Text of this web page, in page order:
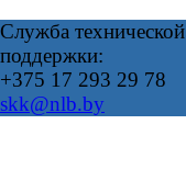
Служба технической
поддержки:
+375 17 293 29 78
skk@nlb.by